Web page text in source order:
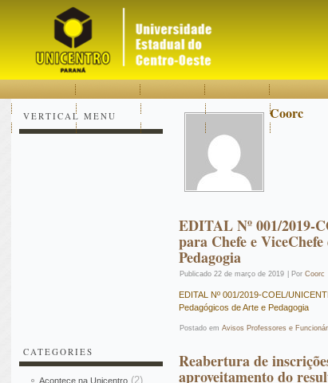
VERTICAL MENU
CATEGORIES
Acontece na Unicentro (2)
Coorc
EDITAL Nº 001/2019-
para Chefe e
Pedagogia
Publicado 22 de março de 2019 Por Coorc
EDITAL Nº 001/2019-COEL/
Pedagógicos de Arte e Pedagogia
Postado em Avisos Professores e
Reabertura de
aproveitamento do